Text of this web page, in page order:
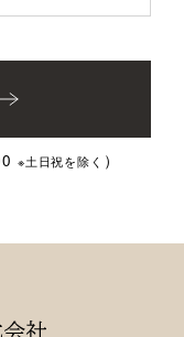
※土日祝を除く ）